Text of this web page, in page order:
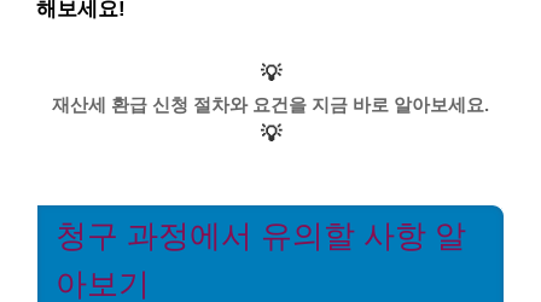
해보세요!
💡
재산세 환급 신청 절차와 요건을 지금 바로 알아보세요.
💡
청구 과정에서 유의할 사항 알
아보기